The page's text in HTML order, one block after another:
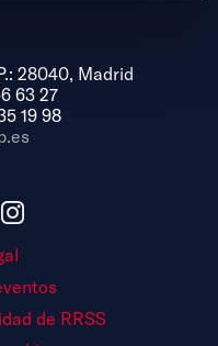
28040, Madrid
63 27
19 98
de RRSS